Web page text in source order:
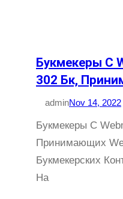
Букмекеры С
302 Бк,
adminNov 14, 2022
Букмекеры С
Принимающих
Букмекерских
На